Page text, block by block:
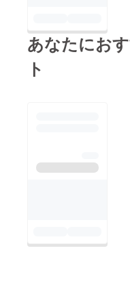
あなたにお
ト